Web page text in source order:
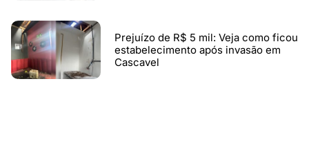
Prejuízo de R$ 5 mil: Veja como ficou
estabelecimento após invasão em
Cascavel